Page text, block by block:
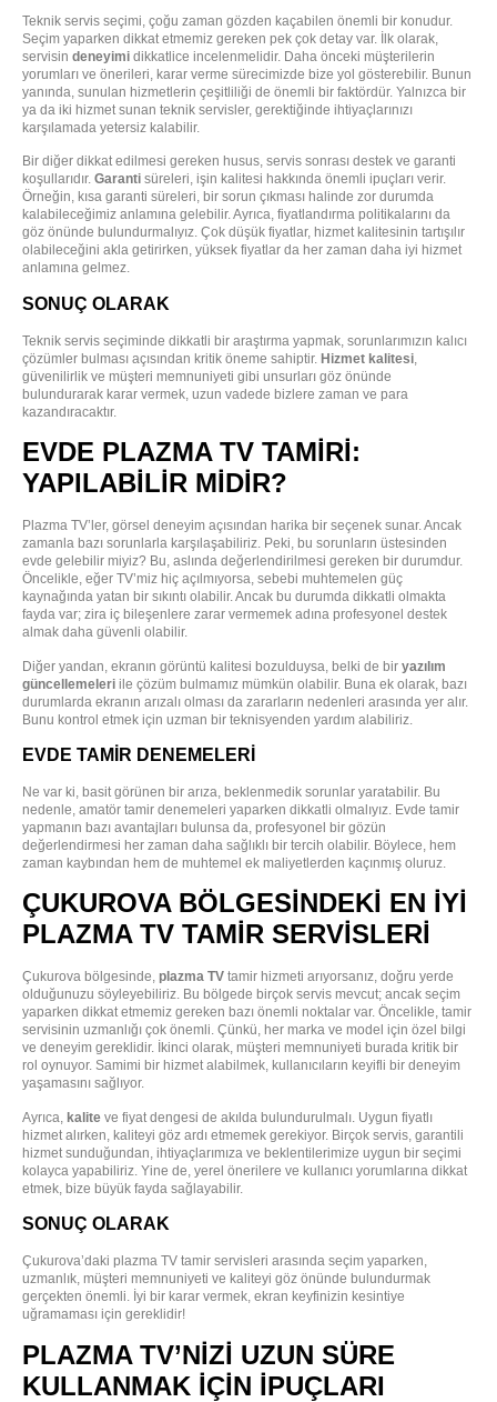
Teknik servis seçimi, çoğu zaman gözden kaçabilen önemli bir konudur.
Seçim yaparken dikkat etmemiz gereken pek çok detay var. İlk olarak,
servisin deneyimi dikkatlice incelenmelidir. Daha önceki müşterilerin
yorumları ve önerileri, karar verme sürecimizde bize yol gösterebilir. Bunun
yanında, sunulan hizmetlerin çeşitliliği de önemli bir faktördür. Yalnızca bir
ya da iki hizmet sunan teknik servisler, gerektiğinde ihtiyaçlarınızı
karşılamada yetersiz kalabilir.
Bir diğer dikkat edilmesi gereken husus, servis sonrası destek ve garanti
koşullarıdır. Garanti süreleri, işin kalitesi hakkında önemli ipuçları verir.
Örneğin, kısa garanti süreleri, bir sorun çıkması halinde zor durumda
kalabileceğimiz anlamına gelebilir. Ayrıca, fiyatlandırma politikalarını da
göz önünde bulundurmalıyız. Çok düşük fiyatlar, hizmet kalitesinin tartışılır
olabileceğini akla getirirken, yüksek fiyatlar da her zaman daha iyi hizmet
anlamına gelmez.
SONUÇ OLARAK
Teknik servis seçiminde dikkatli bir araştırma yapmak, sorunlarımızın kalıcı
çözümler bulması açısından kritik öneme sahiptir. Hizmet kalitesi,
güvenilirlik ve müşteri memnuniyeti gibi unsurları göz önünde
bulundurarak karar vermek, uzun vadede bizlere zaman ve para
kazandıracaktır.
EVDE PLAZMA TV TAMIRI:
YAPILABILIR MIDIR?
Plazma TV’ler, görsel deneyim açısından harika bir seçenek sunar. Ancak
zamanla bazı sorunlarla karşılaşabiliriz. Peki, bu sorunların üstesinden
evde gelebilir miyiz? Bu, aslında değerlendirilmesi gereken bir durumdur.
Öncelikle, eğer TV’miz hiç açılmıyorsa, sebebi muhtemelen güç
kaynağında yatan bir sıkıntı olabilir. Ancak bu durumda dikkatli olmakta
fayda var; zira iç bileşenlere zarar vermemek adına profesyonel destek
almak daha güvenli olabilir.
Diğer yandan, ekranın görüntü kalitesi bozulduysa, belki de bir yazılım
güncellemeleri ile çözüm bulmamız mümkün olabilir. Buna ek olarak, bazı
durumlarda ekranın arızalı olması da zararların nedenleri arasında yer alır.
Bunu kontrol etmek için uzman bir teknisyenden yardım alabiliriz.
EVDE TAMIR DENEMELERI
Ne var ki, basit görünen bir arıza, beklenmedik sorunlar yaratabilir. Bu
nedenle, amatör tamir denemeleri yaparken dikkatli olmalıyız. Evde tamir
yapmanın bazı avantajları bulunsa da, profesyonel bir gözün
değerlendirmesi her zaman daha sağlıklı bir tercih olabilir. Böylece, hem
zaman kaybından hem de muhtemel ek maliyetlerden kaçınmış oluruz.
ÇUKUROVA BÖLGESINDEKI EN İYI
PLAZMA TV TAMIR SERVISLERI
Çukurova bölgesinde, plazma TV tamir hizmeti arıyorsanız, doğru yerde
olduğunuzu söyleyebiliriz. Bu bölgede birçok servis mevcut; ancak seçim
yaparken dikkat etmemiz gereken bazı önemli noktalar var. Öncelikle, tamir
servisinin uzmanlığı çok önemli. Çünkü, her marka ve model için özel bilgi
ve deneyim gereklidir. İkinci olarak, müşteri memnuniyeti burada kritik bir
rol oynuyor. Samimi bir hizmet alabilmek, kullanıcıların keyifli bir deneyim
yaşamasını sağlıyor.
Ayrıca, kalite ve fiyat dengesi de akılda bulundurulmalı. Uygun fiyatlı
hizmet alırken, kaliteyi göz ardı etmemek gerekiyor. Birçok servis, garantili
hizmet sunduğundan, ihtiyaçlarımıza ve beklentilerimize uygun bir seçimi
kolayca yapabiliriz. Yine de, yerel önerilere ve kullanıcı yorumlarına dikkat
etmek, bize büyük fayda sağlayabilir.
SONUÇ OLARAK
Çukurova’daki plazma TV tamir servisleri arasında seçim yaparken,
uzmanlık, müşteri memnuniyeti ve kaliteyi göz önünde bulundurmak
gerçekten önemli. İyi bir karar vermek, ekran keyfinizin kesintiye
uğramaması için gereklidir!
PLAZMA TV’NIZI UZUN SÜRE
KULLANMAK İÇIN İPUÇLARI